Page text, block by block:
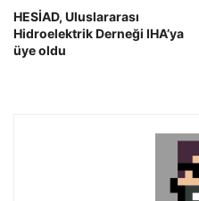
HESİAD, Uluslararası
Hidroelektrik Derneği IHA’ya
üye oldu